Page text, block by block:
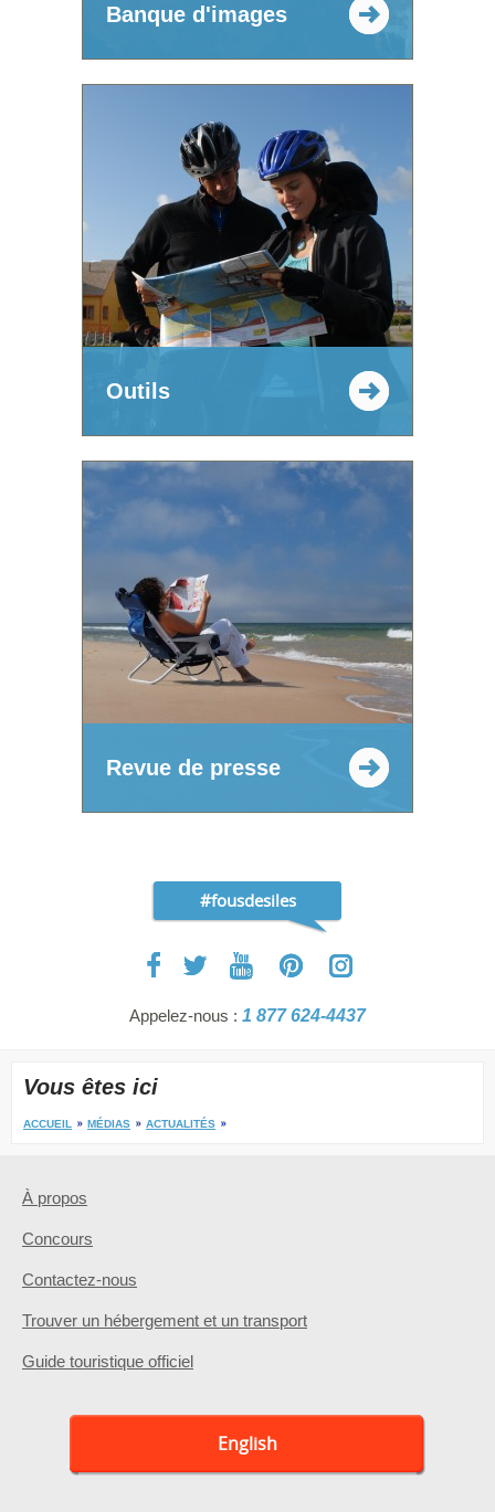
Banque d'images
Outils
Revue de presse
#fousdesiles
Appelez-nous : 1 877 624-4437
Vous êtes ici
ACCUEIL MÉDIAS ACTUALITÉS
À propos
Concours
Contactez-nous
Trouver un hébergement et un transport
Guide touristique officiel
English